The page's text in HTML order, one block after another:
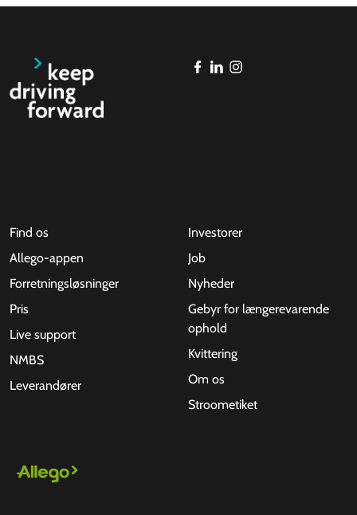
Find os
Allego-appen
Forretningsløsninger
Pris
Live support
NMBS
Leverandører
Investorer
Job
Nyheder
Gebyr for længerevarende
ophold
Kvittering
Om os
Stroometiket